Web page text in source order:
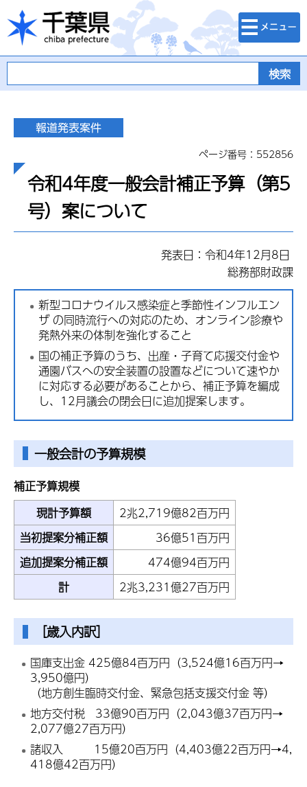
千葉県
検索・メニュ
ー
ページ番号：552856
令和4年度一般会計補正予算（第5
号）案について
発表日：令和4年12月8日
総務部財政課
新型コロナウイルス感染症と季節性インフルエン
ザ の同時流行への対応のため、オンライン診療や
発熱外来の体制を強化すること
国の補正予算のうち、出産・子育て応援交付金や
通園バスへの安全装置の設置などについて速やか
に対応する必要があることから、補正予算を編成
し、12月議会の閉会日に追加提案します。
一般会計の予算規模
補正予算規模
現計予算額
2兆2,719億82百万円
当初提案分補正額
36億51百万円
追加提案分補正額
474億94百万円
計
2兆3,231億27百万円
［歳入内訳］
国庫支出金 425億84百万円（3,524億16百万円→
3,950億円）
（地方創生臨時交付金、緊急包括支援交付金 等）
地方交付税 33億90百万円（2,043億37百万円→
2,077億27百万円）
諸収入 15億20百万円（4,403億22百万円→4,
418億42百万円）